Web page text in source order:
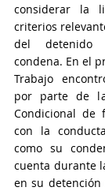
considerar la
criterios
del detenido
condena. En el
Trabajo
por parte de
Condicional de
con la
como su
cuenta durante
en su